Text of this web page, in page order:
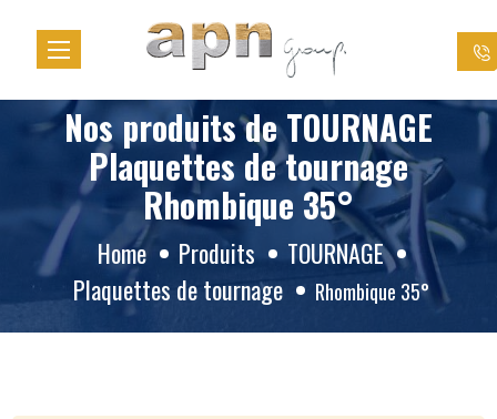
Nos produits de TOURNAGE
Plaquettes de tournage
Rhombique 35°
Home Produits
TOURNAGE
Plaquettes de tournage
Rhombique 35°